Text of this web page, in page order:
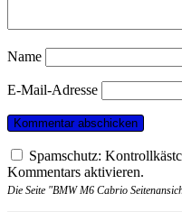
Name
E-Mail-Adresse
Spamschutz:
Kommentars aktivieren.
Die Seite "BMW M6 Cabrio